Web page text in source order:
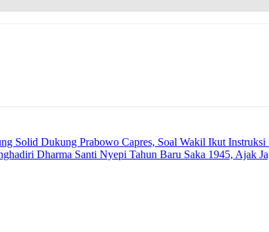
Solid Dukung Prabowo Capres, Soal Wakil Ikut Instruksi
Dharma Santi Nyepi Tahun Baru Saka 1945, Ajak